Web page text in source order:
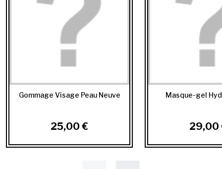
Gommage Visage Peau Neuve
25,00 €
Masque-gel
29,00